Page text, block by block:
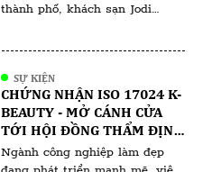
thành phố, khách sạn Jodi
cảnh núi Langbiang và hồ Than
Thở. Jodi Dalat Villa là một
điểm đến lý tưởng cho những
ai yêu thích kiến trúc độc đáo
và […]
SỰ KIỆN
CHỨNG NHẬN ISO 17024 K-
BEAUTY - MỞ CÁNH CỬA
TỚI HỘI ĐỒNG THẨM ĐỊNH
VÀ HỘI ĐỒNG ĐÀO TẠO
Ngành công nghiệp làm đẹp